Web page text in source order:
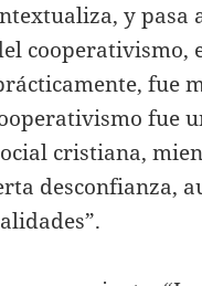
y pasa
cooperativismo,
fue
fue
cristiana,
desconfianza,